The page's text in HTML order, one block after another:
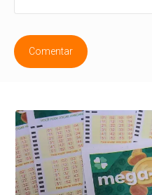
Comentar